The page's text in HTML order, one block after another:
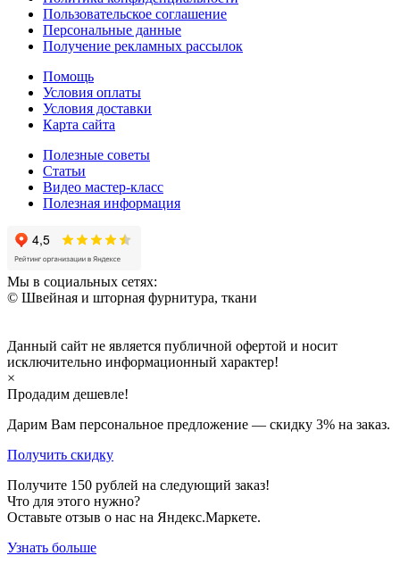
Пользовательское соглашение
Персональные данные
Получение рекламных рассылок
Помощь
Условия оплаты
Условия доставки
Карта сайта
Полезные советы
Статьи
Видео мастер-класс
Полезная информация
Мы в социальных сетях:
© Швейная и шторная фурнитура, ткани
Данный сайт не является публичной офертой и носит
исключительно информационный характер!
×
Продадим дешевле!
Дарим Вам персональное предложение — скидку 3% на заказ.
Получить скидку
Получите 150 рублей на следующий заказ!
Что для этого нужно?
Оставьте отзыв о нас на Яндекс.Маркете.
Узнать больше